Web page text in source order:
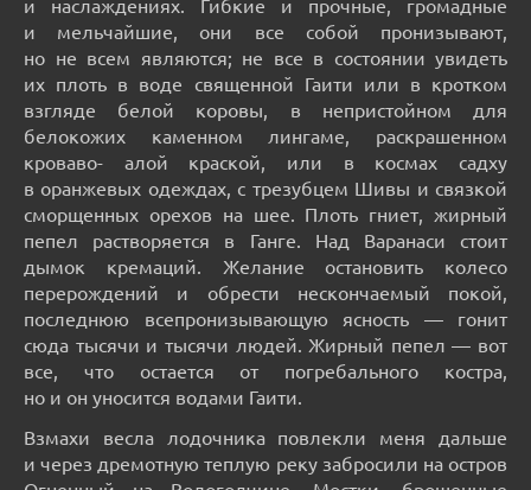
и наслаждениях. Гибкие и прочные, громадные
и мельчайшие, они все собой пронизывают,
но не всем являются; не все в состоянии увидеть
их плоть в воде священной Гаити или в кротком
взгляде белой коровы, в непристойном для
белокожих каменном лингаме, раскрашенном
кроваво- алой краской, или в космах садху
в оранжевых одеждах, с трезубцем Шивы и связкой
сморщенных орехов на шее. Плоть гниет, жирный
пепел растворяется в Ганге. Над Варанаси стоит
дымок кремаций. Желание остановить колесо
перерождений и обрести нескончаемый покой,
последнюю всепронизывающую ясность — гонит
сюда тысячи и тысячи людей. Жирный пепел — вот
все, что остается от погребального костра,
но и он уносится водами Гаити.
Взмахи весла лодочника повлекли меня дальше
и через дремотную теплую реку забросили на остров